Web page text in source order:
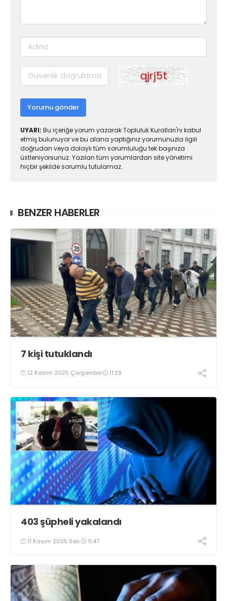
Yorumu gönder
UYARI: Bu içeriğe yorum yazarak Topluluk Kuralları'nı kabul
etmiş bulunuyor ve bu alana yaptığınız yorumunuzla ilgili
doğrudan veya dolaylı tüm sorumluluğu tek başınıza
üstleniyorsunuz. Yazılan tüm yorumlardan site yönetimi
hiçbir şekilde sorumlu tutulamaz.
BENZER HABERLER
7 kişi tutuklandı
12 Kasım 2025 Çarşamba 11:29
403 şüpheli yakalandı
11 Kasım 2025 Salı 11:47